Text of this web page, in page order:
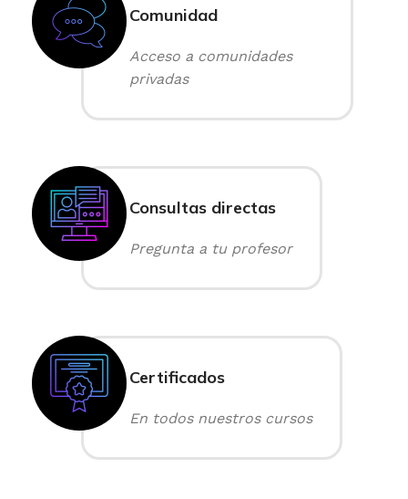
Comunidad
Acceso a comunidades
privadas
Consultas directas
Pregunta a tu profesor
Certificados
En todos nuestros cursos